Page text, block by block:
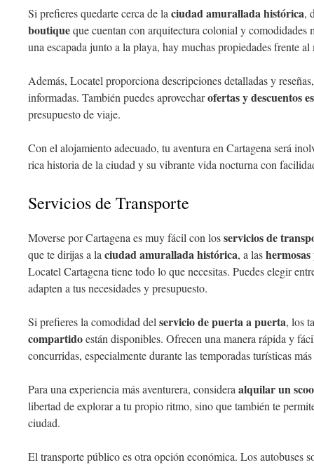
Si prefieres quedarte cerca de la ciudad amurallada histórica,
boutiqueque cuentan con arquitectura colonial y comodidades
una escapada junto a la playa, hay muchas propiedades frente al
Además, Locatel proporciona descripciones detalladas y
informadas. También puedes aprovecharofertas y descuentos
presupuesto de viaje.
Con el alojamiento adecuado, tu aventura en Cartagena será
rica historia de la ciudad y su vibrante vida nocturna con
Servicios de Transporte
Moverse por Cartagena es muy fácil con losservicios de
que te dirijas a la ciudad amurallada histórica, a lashermosas
Locatel Cartagena tiene todo lo que necesitas. Puedes elegir
adapten a tus necesidades y presupuesto.
Si prefieres la comodidad del servicio de puerta a puerta, los
compartidoestán disponibles. Ofrecen una manera rápida y
concurridas, especialmente durante las temporadas turísticas
Para una experiencia más aventurera, considera alquilar un
libertad de explorar a tu propio ritmo, sino que también te
ciudad.
El transporte público es otra opción económica. Los autobuses